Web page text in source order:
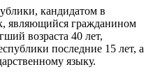
кандидатом в
являющийся гражданином
возраста 40 лет,
последние 15 лет, а
языку.